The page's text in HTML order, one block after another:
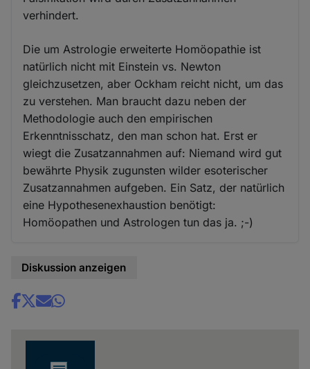
verhindert.
Die um Astrologie erweiterte Homöopathie ist
natürlich nicht mit Einstein vs. Newton
gleichzusetzen, aber Ockham reicht nicht, um das
zu verstehen. Man braucht dazu neben der
Methodologie auch den empirischen
Erkenntnisschatz, den man schon hat. Erst er
wiegt die Zusatzannahmen auf: Niemand wird gut
bewährte Physik zugunsten wilder esoterischer
Zusatzannahmen aufgeben. Ein Satz, der natürlich
eine Hypothesenexhaustion benötigt:
Homöopathen und Astrologen tun das ja. ;-)
Diskussion anzeigen
Share